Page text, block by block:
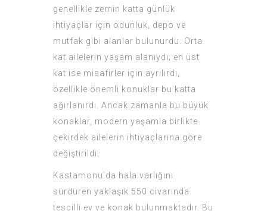
genellikle zemin katta günlük
ihtiyaçlar için odunluk, depo ve
mutfak gibi alanlar bulunurdu. Orta
kat ailelerin yaşam alanıydı; en üst
kat ise misafirler için ayrılırdı,
özellikle önemli konuklar bu katta
ağırlanırdı. Ancak zamanla bu büyük
konaklar, modern yaşamla birlikte
çekirdek ailelerin ihtiyaçlarına göre
değiştirildi.
Kastamonu’da hala varlığını
sürdüren yaklaşık 550 civarında
tescilli ev ve konak bulunmaktadır. Bu